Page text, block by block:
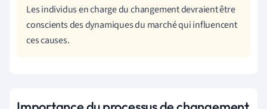
Les individus en charge du changement devraient être
conscients des dynamiques du marché qui influencent
ces causes.